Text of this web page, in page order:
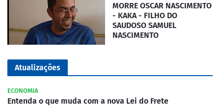
MORRE OSCAR NASCIMENTO
- KAKA - FILHO DO
SAUDOSO SAMUEL
NASCIMENTO
Atualizações
ECONOMIA
Entenda o que muda com a nova Lei do Frete